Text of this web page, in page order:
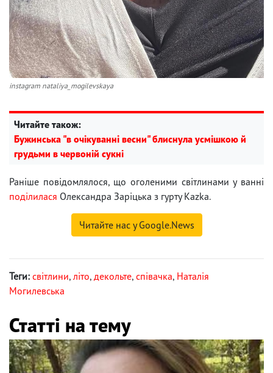
instagram nataliya_mogilevskaya
Читайте також:
Бужинська "в очікуванні весни" блиснула усмішкою й
грудьми в червоній сукні
Раніше повідомлялося, що оголеними світлинами у ванні
поділилася Олександра Заріцька з гурту Kazka.
Читайте нас у Google.News
Теги: світлини, літо, декольте, співачка, Наталія
Могилевська
Статті на тему